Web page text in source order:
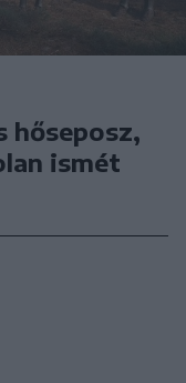
hőseposz,
ismét